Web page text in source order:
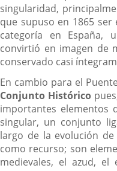
singularidad,
que supuso en 1865
categoría en España,
convirtió en imagen de
conservado casi
En cambio para el
Conjunto Histórico
importantes elementos
singular, un conjunto
largo de la evolución
como recurso; son
medievales, el azud,